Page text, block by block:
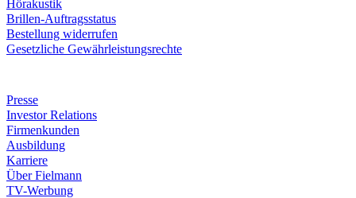
Hörakustik
Brillen-Auftragsstatus
Bestellung widerrufen
Gesetzliche Gewährleistungsrechte
Presse
Investor Relations
Firmenkunden
Ausbildung
Karriere
Über Fielmann
TV-Werbung